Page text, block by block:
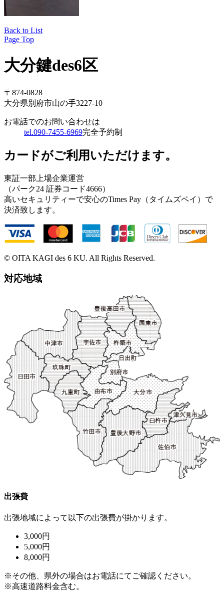
Back to List
Page Top
大分鍵des6区
〒874-0828
大分県別府市山の手3227-10
お電話でのお問い合わせは
tel.090-7455-6969完全予約制
カードがご利用いただけます。
東証一部上場企業運営
（パーク24 証券コード4666）
高いセキュリティーで安心のTimes Pay（タイムズペイ）で
決済致します。
© OITA KAGI des 6 KU. All Rights Reserved.
対応地域
出張費
出張地域によって以下の出張費が掛かります。
3,000円
5,000円
8,000円
※その他、県外の場合はお電話にてご確認ください。
※高速道路料金含む。